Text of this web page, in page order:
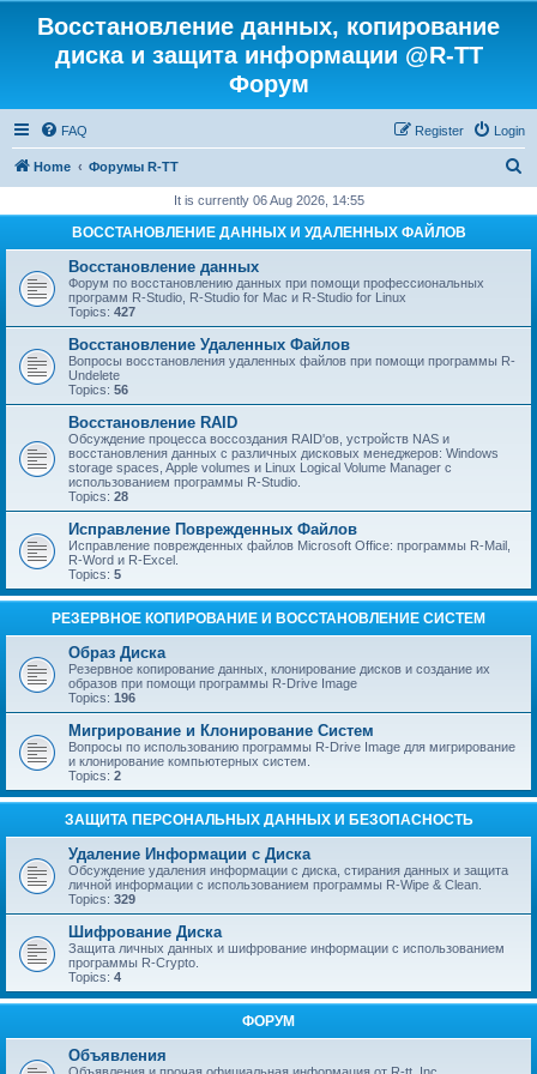
Восстановление данных, копирование
диска и защита информации @R-TT
Форум
FAQ Login
Register
Home Форумы R-TT
r
It is currently 06 Aug 2026, 14:55
ВОССТАНОВЛЕНИЕ ДАННЫХ И УДАЛЕННЫХ ФАЙЛОВ
Восстановление данных
Форум по восстановлению данных при помощи профессиональных
программ R-Studio, R-Studio for Mac и R-Studio for Linux
Topics: 427
Восстановление Удаленных Файлов
Вопросы восстановления удаленных файлов при помощи программы R-
Undelete
Topics: 56
Восстановление RAID
Обсуждение процесса воссоздания RAID'ов, устройств NAS и
восстановления данных с различных дисковых менеджеров: Windows
storage spaces, Apple volumes и Linux Logical Volume Manager с
использованием программы R-Studio.
Topics: 28
Исправление Поврежденных Файлов
Исправление поврежденных файлов Microsoft Office: программы R-Mail,
R-Word и R-Excel.
Topics: 5
РЕЗЕРВНОЕ КОПИРОВАНИЕ И ВОССТАНОВЛЕНИЕ СИСТЕМ
Образ Диска
Резервное копирование данных, клонирование дисков и создание их
образов при помощи программы R-Drive Image
Topics: 196
Мигрирование и Клонирование Систем
Вопросы по использованию программы R-Drive Image для мигрирование
и клонирование компьютерных систем.
Topics: 2
ЗАЩИТА ПЕРСОНАЛЬНЫХ ДАННЫХ И БЕЗОПАСНОСТЬ
Удаление Информации с Диска
Обсуждение удаления информации с диска, стирания данных и защита
личной информации с использованием программы R-Wipe & Clean.
Topics: 329
Шифрование Диска
Защита личных данных и шифрование информации с использованием
программы R-Crypto.
Topics: 4
ФОРУМ
Объявления